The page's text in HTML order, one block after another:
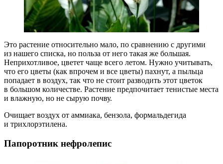
Это растение относительно мало, по сравнению с другими
из нашего списка, но польза от него такая же большая.
Неприхотливое, цветет чаще всего летом. Нужно учитывать,
что его цветы (как впрочем и все цветы) пахнут, а пыльца
попадает в воздух, так что не стоит разводить этот цветок
в большом количестве. Растение предпочитает тенистые места
и влажную, но не сырую почву.
Очищает воздух от аммиака, бензола, формальдегида
и трихлорэтилена.
Папоротник нефролепис